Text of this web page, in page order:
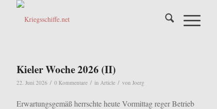
Kieler Woche 2026 (II)
22. Juni 2026 / 0 Kommentare / in Article / von Joerg
Erwartungsgemäß herrschte heute Vormittag reger Betrieb